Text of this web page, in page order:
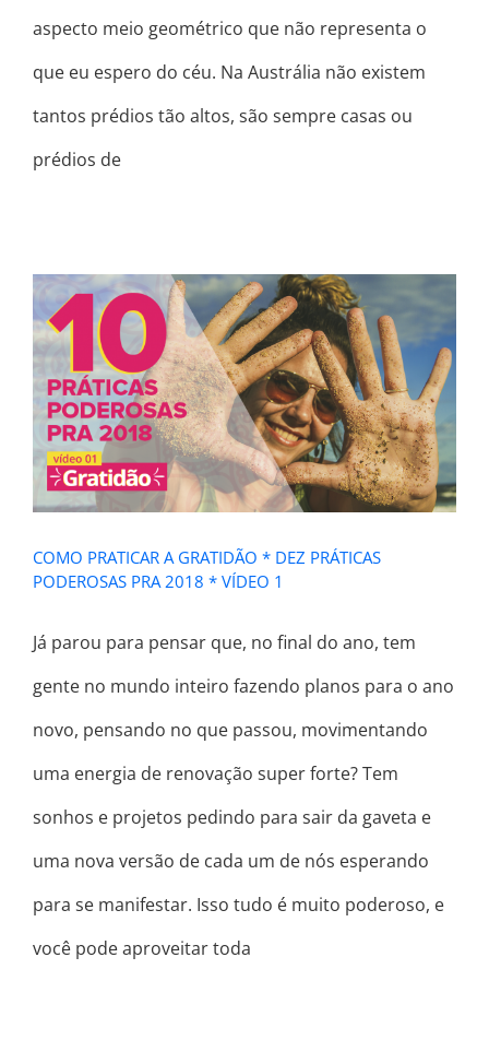
aspecto meio geométrico que não representa o
que eu espero do céu. Na Austrália não existem
tantos prédios tão altos, são sempre casas ou
prédios de
COMO PRATICAR A GRATIDÃO * DEZ
PRÁTICAS PODEROSAS PRA 2018 *
VÍDEO 1
COMO PRATICAR A GRATIDÃO * DEZ PRÁTICAS
PODEROSAS PRA 2018 * VÍDEO 1
Já parou para pensar que, no final do ano, tem
gente no mundo inteiro fazendo planos para o ano
novo, pensando no que passou, movimentando
uma energia de renovação super forte? Tem
sonhos e projetos pedindo para sair da gaveta e
uma nova versão de cada um de nós esperando
para se manifestar. Isso tudo é muito poderoso, e
você pode aproveitar toda